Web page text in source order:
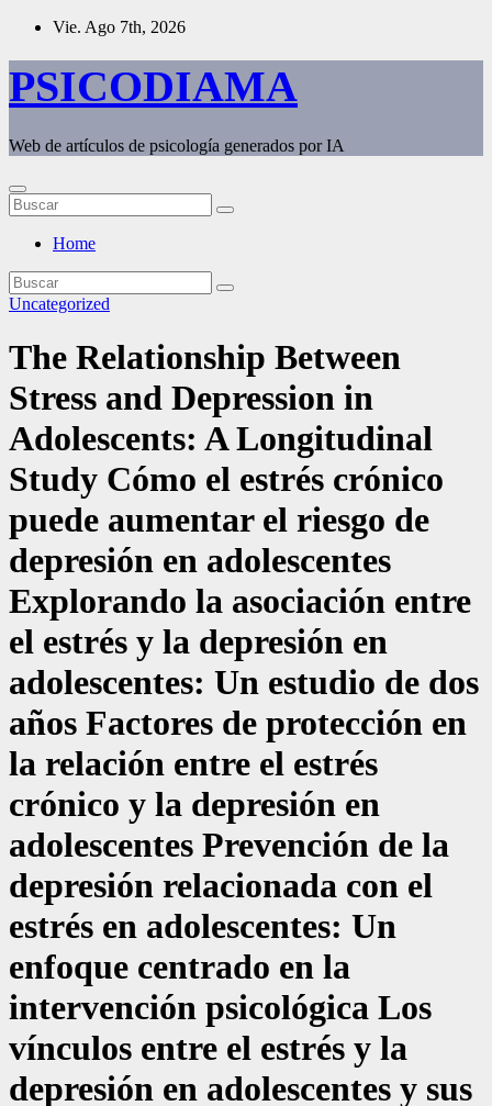
Saltar
contenido
Vie. Ago 7th, 2026
PSICODIAMA
Web de artículos de psicología generados por IA
Home
Uncategorized
The Relationship Between
Stress and Depression in
Adolescents: A Longitudinal
Study Cómo el estrés crónico
puede aumentar el riesgo de
depresión en adolescentes
Explorando la asociación entre
el estrés y la depresión en
adolescentes: Un estudio de dos
años Factores de protección en
la relación entre el estrés
crónico y la depresión en
adolescentes Prevención de la
depresión relacionada con el
estrés en adolescentes: Un
enfoque centrado en la
intervención psicológica Los
vínculos entre el estrés y la
depresión en adolescentes y sus